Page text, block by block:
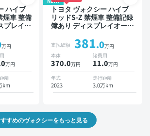
ハイブ
煙車 整備
プレイオ
ライン
デジタ
ートク
マート
ドア
位カメ
ダー 衝
万円
万円
離
km
トヨタ ヴォクシー ハイブ
リッドS-Z 禁煙車 整備記録
簿あり ディスプレイオーデ
後席モニター オートクルー
ズ 3列シート スマートキー
ETC 電動バックドア バッ
クモニター ドライブレコー
ダー 衝突軽減 両側電動ス
ライドドア 7人乗り
支払総額 381.0万円
本体
370.0万円
諸費用
11.0万円
年式
2023
走行距離
3.0万km
すめのヴォクシーをもっと見る